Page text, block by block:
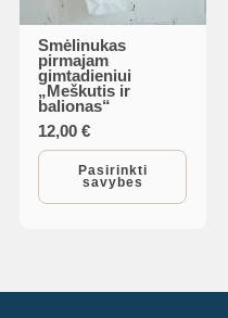
Smėlinukas
pirmajam
gimtadieniui
„Meškutis ir
balionas“
12,00€
Pasirinkti
savybes
This
product
has
multiple
variants.
The